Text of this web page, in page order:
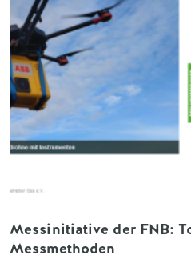
Messinitiative der FNB:
Messmethoden